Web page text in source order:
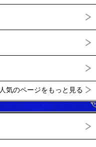
人気のページをもっと見る